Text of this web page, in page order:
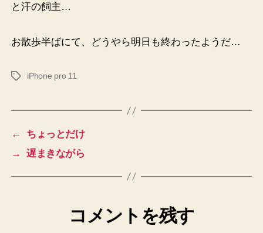
と汗の飼主…
お散歩半ばにて、どうやら明日も終わったようだ…
タ
iPhone pro 11
←
ちょっとだけ
→
遅まきながら
コメントを残す